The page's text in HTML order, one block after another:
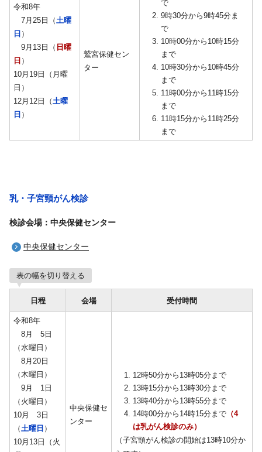
令和8年
7月25日（ 土曜
日 ）
9月13日（ 日曜
日 ）
10月19日（月曜
日）
12月12日（ 土曜
日 ）
鷲宮保健セン
ター
で
9時30分から9時45分ま
で
10時00分から10時15分
まで
10時30分から10時45分
まで
11時00分から11時15分
まで
11時15分から11時25分
まで
乳・子宮頸がん検診
検診会場：中央保健センター
中央保健センター
表の幅を切り替える
日程 会場 受付時間
令和8年
8月 5日
（水曜日）
8月20日
（木曜日）
9月 1日
（火曜日）
10月 3日
（ 土曜日 ）
10月13日（火
中央保健セ
ンター
12時50分から13時05分まで
13時15分から13時30分まで
13時40分から13時55分まで
14時00分から14時15分まで （4
は乳がん検診のみ）
（子宮頸がん検診の開始は13時10分か